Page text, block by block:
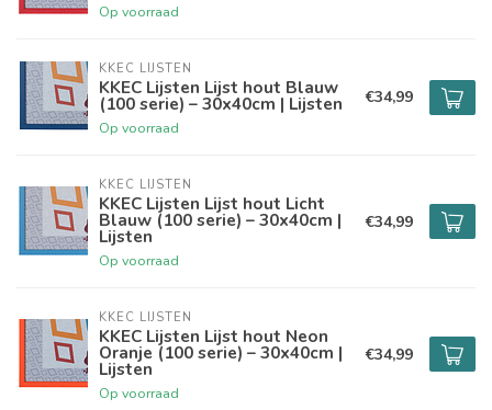
Op voorraad
KKEC LIJSTEN
KKEC Lijsten Lijst hout Blauw
(100 serie) – 30x40cm | Lijsten
Op voorraad
€34,99
KKEC LIJSTEN
KKEC Lijsten Lijst hout Licht
Blauw (100 serie) – 30x40cm |
Lijsten
Op voorraad
€34,99
KKEC LIJSTEN
KKEC Lijsten Lijst hout Neon
Oranje (100 serie) – 30x40cm |
Lijsten
Op voorraad
€34,99